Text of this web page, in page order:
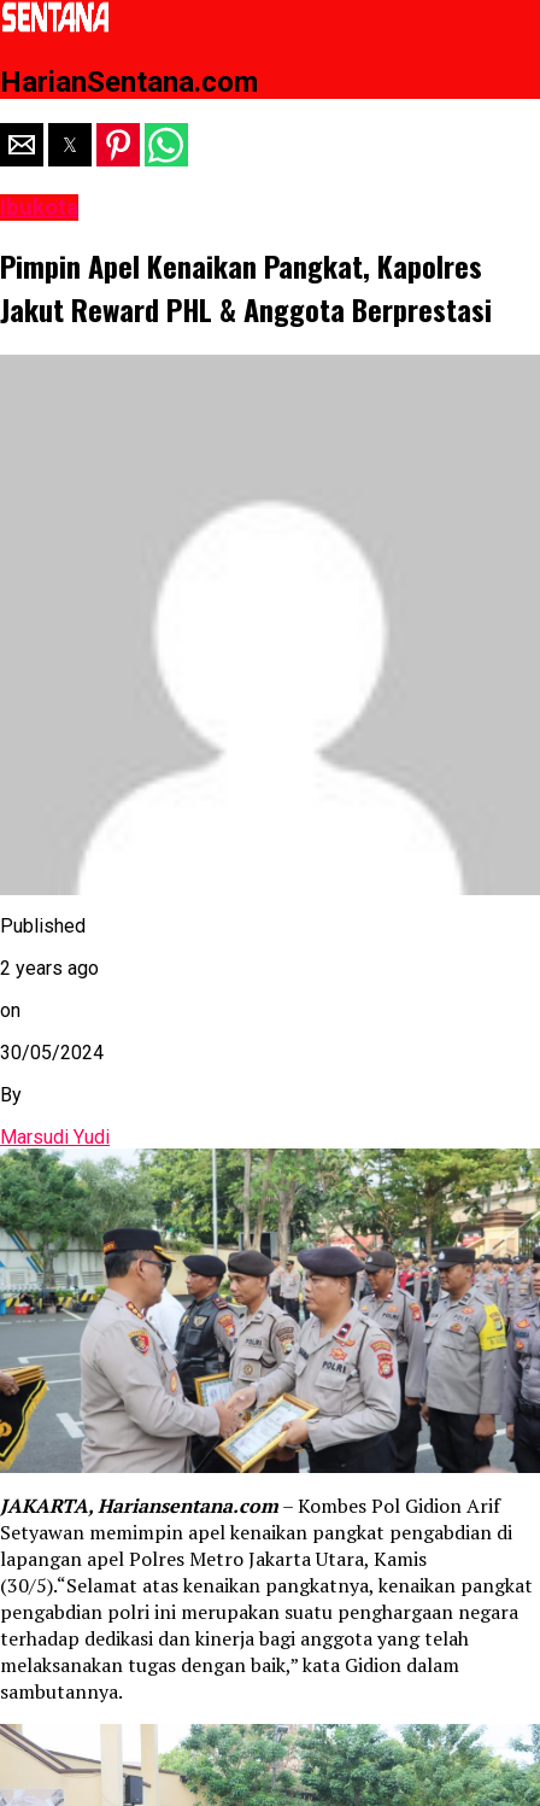
HarianSentana.com
Ibukota
Pimpin Apel Kenaikan Pangkat, Kapolres
Jakut Reward PHL & Anggota Berprestasi
Published
2 years ago
on
30/05/2024
By
Marsudi Yudi
JAKARTA, Hariansentana.com– Kombes Pol Gidion Arif
Setyawan memimpin apel kenaikan pangkat pengabdian di
lapangan apel Polres Metro Jakarta Utara, Kamis
(30/5).“Selamat atas kenaikan pangkatnya, kenaikan pangkat
pengabdian polri ini merupakan suatu penghargaan negara
terhadap dedikasi dan kinerja bagi anggota yang telah
melaksanakan tugas dengan baik,” kata Gidion dalam
sambutannya.